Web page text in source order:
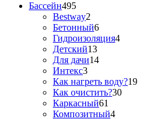
Бассейн495
Bestway2
Бетонный6
Гидроизоляция4
Детский13
Для дачи14
Интекс3
Как нагреть воду?19
Как очистить?30
Каркасный61
Композитный4